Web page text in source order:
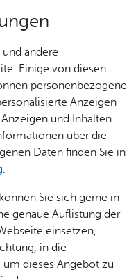
Ver­an­stal­tungs­ort
ge­fun­den.
andere
Einige von diesen
personenbezogene
Anzeigen
und Inhalten
über die
Daten finden Sie in
.
Sie sich gerne in
genaue Auflistung der
einsetzen,
in die
dieses Angebot zu